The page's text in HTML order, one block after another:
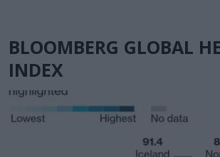
BLOOMBERG GLOBAL
INDEX